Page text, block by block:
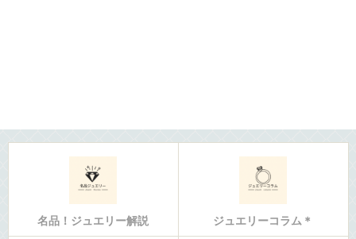
名品！ジュエリー解説 ジュエリーコラム＊